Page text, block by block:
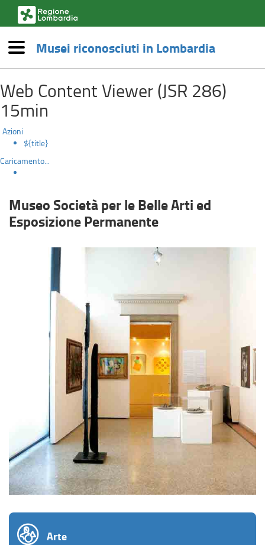
al
contenuto
principale
Museo
Società
per
le
Belle
Arti
ed
Esposizione
Permanente
esterno,
apre
una
finestra)
Menù
Musei riconosciuti in Lombardia
Web Content Viewer (JSR 286)
15min
Azioni
${title}
Caricamento...
Museo Società per le Belle Arti ed
Esposizione Permanente
Arte